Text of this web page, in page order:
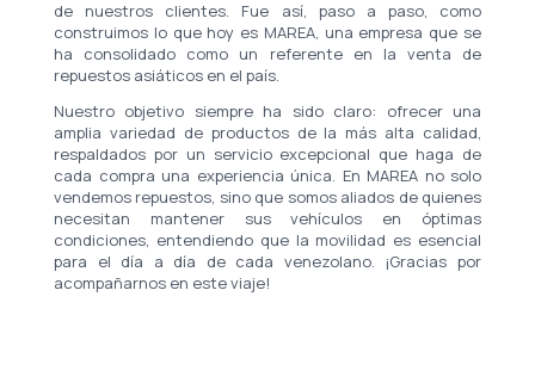
de nuestros clientes. Fue así, paso a paso, como
construimos lo que hoy es MAREA, una empresa que se
ha consolidado como un referente en la venta de
repuestos asiáticos en el país.
Nuestro objetivo siempre ha sido claro: ofrecer una
amplia variedad de productos de la más alta calidad,
respaldados por un servicio excepcional que haga de
cada compra una experiencia única. En MAREA no solo
vendemos repuestos, sino que somos aliados de quienes
necesitan mantener sus vehículos en óptimas
condiciones, entendiendo que la movilidad es esencial
para el día a día de cada venezolano. ¡Gracias por
acompañarnos en este viaje!